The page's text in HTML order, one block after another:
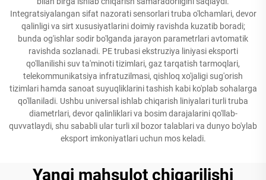
Integratsiyalangan sifat nazorati sensorlari truba o'lchamlari, devor
qalinligi va sirt xususiyatlarini doimiy ravishda kuzatib boradi;
bunda og'ishlar sodir bo'lganda jarayon parametrlari avtomatik
ravishda sozlanadi. PE trubasi ekstruziya liniyasi eksporti
qo'llanilishi suv ta'minoti tizimlari, gaz tarqatish tarmoqlari,
telekommunikatsiya infratuzilmasi, qishloq xo'jaligi sug'orish
tizimlari hamda sanoat suyuqliklarini tashish kabi ko'plab sohalarga
qo'llaniladi. Ushbu universal ishlab chiqarish liniyalari turli truba
diametrlari, devor qalinliklari va bosim darajalarini qo'llab-
quvvatlaydi, shu sababli ular turli xil bozor talablari va dunyo bo'ylab
eksport imkoniyatlari uchun mos keladi.
Yangi mahsulot chiqarilishi